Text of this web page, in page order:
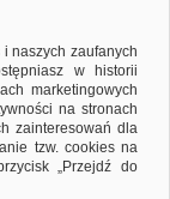
filtry i wyszukaj
napisane.
naszych zaufanych
w historii
marketingowych
na stronach
zainteresowań dla
tzw. cookies na
„Przejdź do